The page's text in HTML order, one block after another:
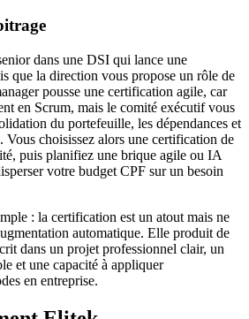
dans une DSI qui lance une
que la direction vous propose un rôle de
pousse une certification agile, car
en Scrum, mais le comité exécutif vous
du portefeuille, les dépendances et
Vous choisissez alors une certification de
puis planifiez une brique agile ou IA
votre budget CPF sur un besoin
: la certification est un atout mais ne
automatique. Elle produit de
dans un projet professionnel clair, un
et une capacité à appliquer
en entreprise.